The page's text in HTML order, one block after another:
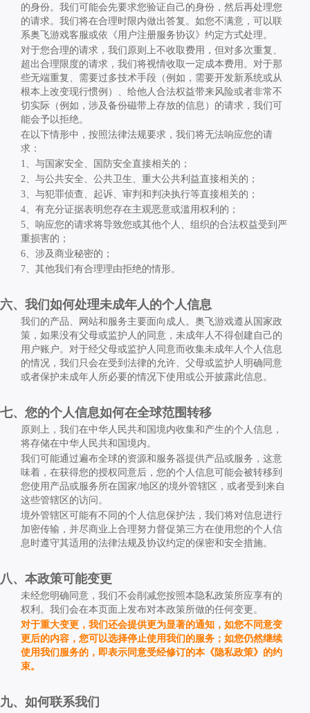
的身份。我们可能会先要求您验证自己的身份，然后再处理您
的请求。我们将在合理时限内做出答复。如您不满意，可以联
系奥飞游戏客服或依《用户注册服务协议》约定方式处理。
对于您合理的请求，我们原则上不收取费用，但对多次重复、
超出合理限度的请求，我们将视情收取一定成本费用。对于那
些无端重复、需要过多技术手段（例如，需要开发新系统或从
根本上改变现行惯例）、给他人合法权益带来风险或者非常不
切实际（例如，涉及备份磁带上存放的信息）的请求，我们可
能会予以拒绝。
在以下情形中，按照法律法规要求，我们将无法响应您的请
求：
1
、与国家安全、国防安全直接相关的；
2 、与公共安全、公共卫生、重大公共利益直接相关的；
3 、与犯罪侦查、起诉、审判和判决执行等直接相关的；
4 、有充分证据表明您存在主观恶意或滥用权利的；
5 、响应您的请求将导致您或其他个人、组织的合法权益受到严
重损害的；
6 、涉及商业秘密的；
7 、其他我们有合理理由拒绝的情形。
六、我们如何处理未成年人的个人信息
我们的产品、网站和服务主要面向成人。奥飞游戏遵从国家政
策，如果没有父母或监护人的同意，未成年人不得创建自己的
用户账户。对于经父母或监护人同意而收集未成年人个人信息
的情况，我们只会在受到法律的允许、父母或监护人明确同意
或者保护未成年人所必要的情况下使用或公开披露此信息。
七、您的个人信息如何在全球范围转移
原则上，我们在中华人民共和国境内收集和产生的个人信息，
将存储在中华人民共和国境内。
我们可能通过遍布全球的资源和服务器提供产品或服务，这意
味着，在获得您的授权同意后，您的个人信息可能会被转移到
您使用产品或服务所在国家/地区的境外管辖区，或者受到来自
这些管辖区的访问。
境外管辖区可能有不同的个人信息保护法，我们将对信息进行
加密传输，并尽商业上合理努力督促第三方在使用您的个人信
息时遵守其适用的法律法规及协议约定的保密和安全措施。
八、本政策可能变更
未经您明确同意，我们不会削减您按照本隐私政策所应享有的
权利。我们会在本页面上发布对本政策所做的任何变更。
对于重大变更，我们还会提供更为显著的通知，如您不同意变
更后的内容，您可以选择停止使用我们的服务；如您仍然继续
使用我们服务的，即表示同意受经修订的本《隐私政策》的约
束。
九、如何联系我们